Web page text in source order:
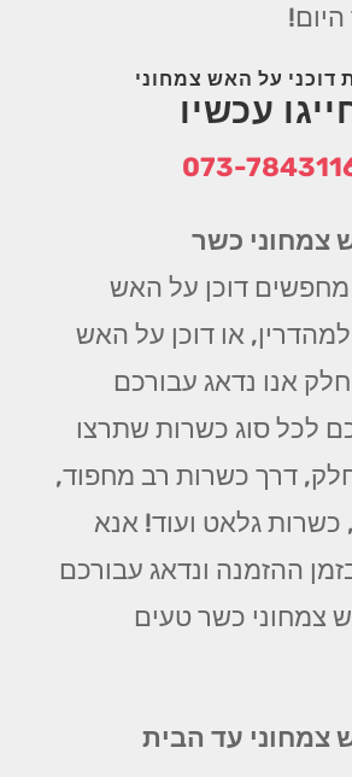
דוכני על האש צמחוני
עכשיו
073-
צמחוני כשר
דוכן על האש
או דוכן על האש
אנו נדאג עבורכם
לכל סוג כשרות שתרצו
דרך כשרות רב מחפוד,
כשרות גלאט ועוד! אנא
בזמן ההזמנה ונדאג עבורכם
צמחוני כשר טעים
צמחוני עד הבית